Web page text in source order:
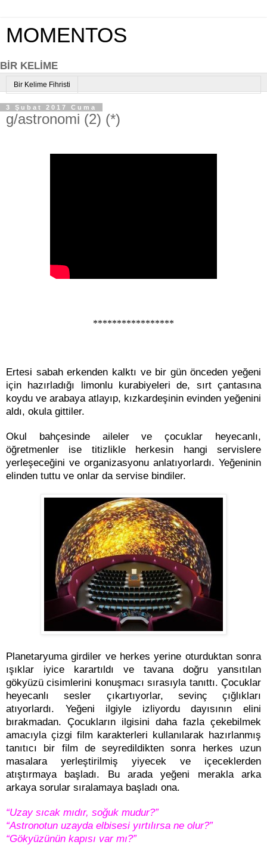
MOMENTOS
BİR KELİME
Bir Kelime Fihristi
3 Şubat 2017 Cuma
g/astronomi (2) (*)
*****************
Ertesi sabah erkenden kalktı ve bir gün önceden yeğeni
için hazırladığı limonlu kurabiyeleri de, sırt çantasına
koydu ve arabaya atlayıp, kızkardeşinin evinden yeğenini
aldı, okula gittiler.
Okul bahçesinde aileler ve çocuklar heyecanlı,
öğretmenler ise titizlikle herkesin hangi servislere
yerleşeceğini ve organizasyonu anlatıyorlardı. Yeğeninin
elinden tuttu ve onlar da servise bindiler.
Planetaryuma girdiler ve herkes yerine oturduktan sonra
ışıklar iyice karartıldı ve tavana doğru yansıtılan
gökyüzü cisimlerini konuşmacı sırasıyla tanıttı. Çocuklar
heyecanlı sesler çıkartıyorlar, sevinç çığlıkları
atıyorlardı. Yeğeni ilgiyle izliyordu dayısının elini
bırakmadan. Çocukların ilgisini daha fazla çekebilmek
amacıyla çizgi film karakterleri kullanılarak hazırlanmış
tanıtıcı bir film de seyredildikten sonra herkes uzun
masalara yerleştirilmiş yiyecek ve içeceklerden
atıştırmaya başladı. Bu arada yeğeni merakla arka
arkaya sorular sıralamaya başladı ona.
“Uzay sıcak mıdır, soğuk mudur?”
“Astronotun uzayda elbisesi yırtılırsa ne olur?”
“Gökyüzünün kapısı var mı?”